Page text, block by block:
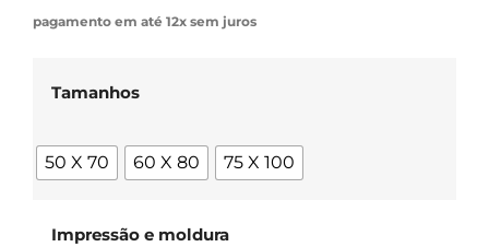
pagamento em até 12x sem juros
Tamanhos
50 X 70 60 X 80 75 X 100
Impressão e moldura